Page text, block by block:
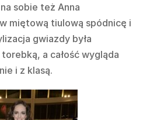
sobie też Anna
miętową tiulową spódnicę i
gwiazdy była
torebką, a całość wygląda
i z klasą.